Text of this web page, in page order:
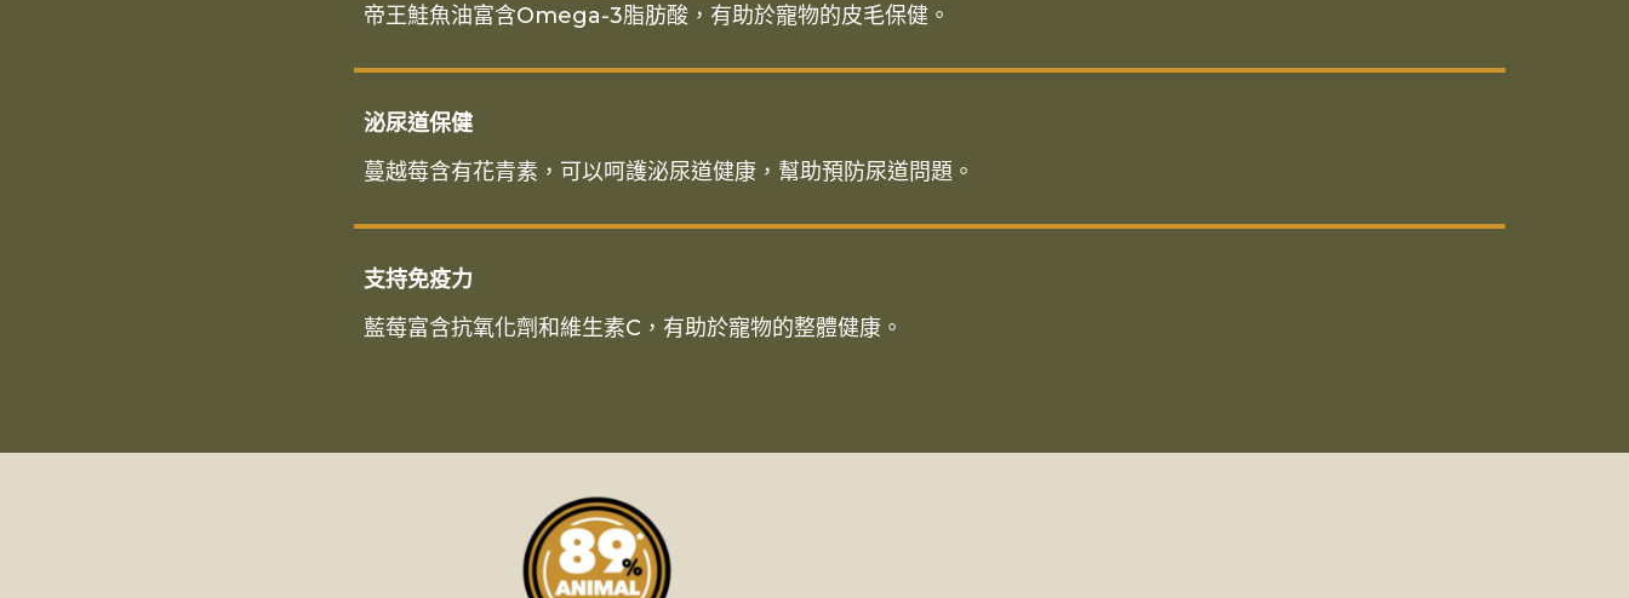
帝王鮭魚油富含Omega-3脂肪酸，有助於寵物的皮毛保健。
泌尿道保健
蔓越莓含有花青素，可以呵護泌尿道健康，幫助預防尿道問題。
支持免疫力
藍莓富含抗氧化劑和維生素C，有助於寵物的整體健康。